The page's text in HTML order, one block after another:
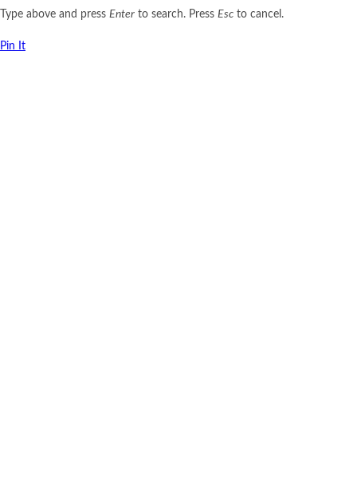
Type above and press Enter to search. Press Esc to cancel.
Pin It